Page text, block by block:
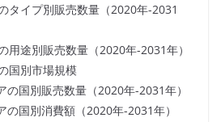
タイプ別販売数量（2020年-2031
用途別販売数量（2020年-2031年）
国別市場規模
国別販売数量（2020年-2031年）
国別消費額（2020年-2031年）